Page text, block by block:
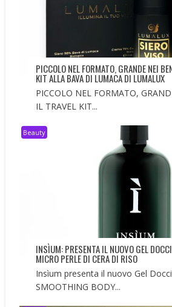
PICCOLO NEL FORMATO, GRANDE NEI
KIT ALLA BAVA DI LUMACA DI LUMALUX
PICCOLO NEL FORMATO,
IL TRAVEL KIT...
Beauty
INSÌUM: PRESENTA IL NUOVO GEL
MICRO PERLE DI CERA DI RISO
Insìum presenta il nuovo Gel
SMOOTHING BODY...